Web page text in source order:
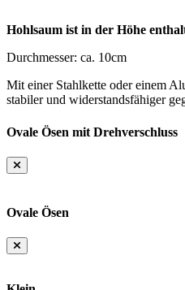
Hohlsaum ist in der Höhe
Durchmesser: ca. 10cm
Mit einer Stahlkette oder einem
stabiler und widerstandsfähiger
Ovale Ösen mit Drehverschluss
Ovale Ösen